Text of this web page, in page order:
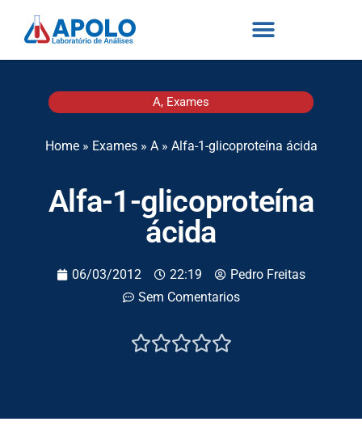
A, Exames
Home» Exames» A» Alfa-1-glicoproteína ácida
Alfa-1-glicoproteína
ácida
06/03/2012 22:19
Pedro Freitas
Sem Comentarios
